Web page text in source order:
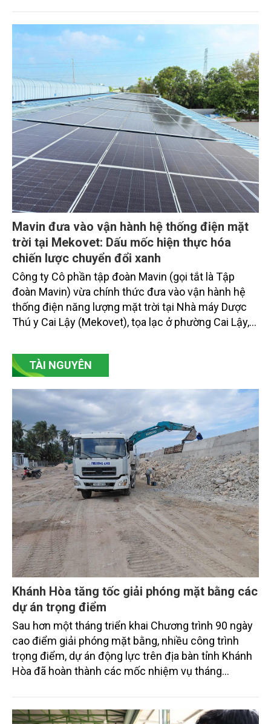
SeABank tiếp tục duy trì hoạt động hiệu quả, mở
rộng tín dụng, củng cố nguồn vốn và đảm bảo các
chỉ tiêu an toàn.
Mavin đưa vào vận hành hệ thống điện mặt
trời tại Mekovet: Dấu mốc hiện thực hóa
chiến lược chuyển đổi xanh
Công ty Cô phần tập đoàn Mavin (gọi tắt là Tập
đoàn Mavin) vừa chính thức đưa vào vận hành hệ
thống điện năng lượng mặt trời tại Nhà máy Dược
Thú y Cai Lậy (Mekovet), tọa lạc ở phường Cai Lậy,
TÀI NGUYÊN
Khánh Hòa tăng tốc giải phóng mặt bằng các
dự án trọng điểm
Sau hơn một tháng triển khai Chương trình 90 ngày
cao điểm giải phóng mặt bằng, nhiều công trình
trọng điểm, dự án động lực trên địa bàn tỉnh Khánh
Hòa đã hoàn thành các mốc nhiệm vụ tháng
vụ tháng 8 và tháng 9 đang được tiếp tục triển khai
với tiến độ khác nhau.